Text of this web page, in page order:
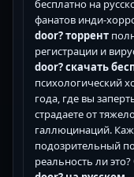
бесплатно на
фанатов инди-
door? торрент
регистрации и
door? скачать
психологический
года, где вы
страдаете от
галлюцинаций.
подозрительный
реальность ли это?